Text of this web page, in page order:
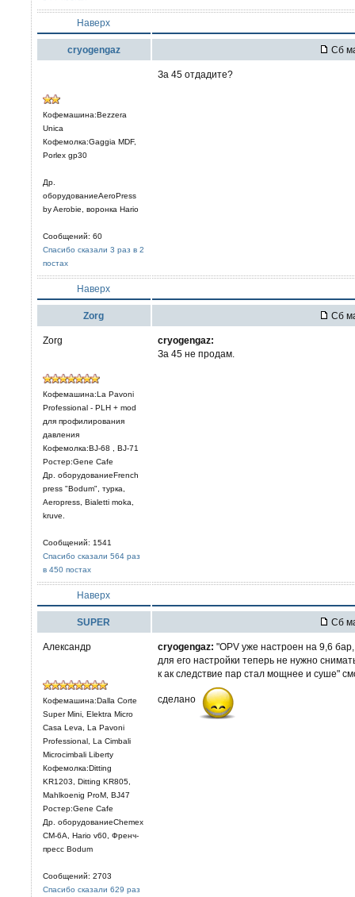
Наверх
cryogengaz Сб
Кофемашина:Bezzera
Unica
Кофемолка:Gaggia MDF,
Porlex gp30
Др.
оборудованиеAeroPress
by Aerobie, воронка Hario
Сообщений: 60
Спасибо сказали 3 раз в 2
постах
За 45 отдадите?
Наверх
Zorg Сб
Zorg
Кофемашина:La Pavoni
Professional - PLH + mod
для профилирования
давления
Кофемолка:BJ-68 , BJ-71
Ростер:Gene Cafe
Др. оборудованиеFrench
press "Bodum", турка,
Aeropress, Bialetti moka,
kruve.
Сообщений: 1541
Спасибо сказали 564 раз
в 450 постах
cryogengaz:
За 45 не продам.
Наверх
SUPER Сб
Александр
Кофемашина:Dalla Corte
Super Mini, Elektra Micro
Casa Leva, La Pavoni
Professional, La Cimbali
Microcimbali Liberty
Кофемолка:Ditting
KR1203, Ditting KR805,
Mahlkoenig ProM, BJ47
Ростер:Gene Cafe
Др. оборудованиеChemex
CM-6A, Hario v60, Френч-
пресс Bodum
Сообщений: 2703
Спасибо сказали 629 раз
cryogengaz: "OPV уже настроен на 9,6
для его настройки теперь не нужно
к ак следствие пар стал мощнее и суше"
сделано